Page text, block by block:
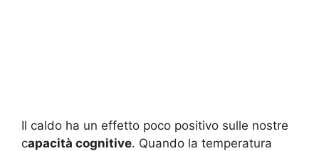
Il caldo ha un effetto poco positivo sulle nostre
capacità cognitive. Quando la temperatura